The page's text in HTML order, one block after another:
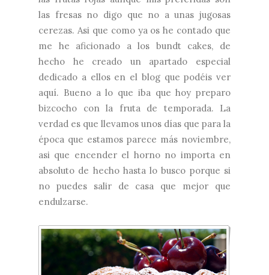
las fresas no digo que no a unas jugosas
cerezas. Asi que como ya os he contado que
me he aficionado a los bundt cakes, de
hecho he creado un apartado especial
dedicado a ellos en el blog que podéis ver
aquí. Bueno a lo que iba que hoy preparo
bizcocho con la fruta de temporada. La
verdad es que llevamos unos días que para la
época que estamos parece más noviembre,
asi que encender el horno no importa en
absoluto de hecho hasta lo busco porque si
no puedes salir de casa que mejor que
endulzarse.